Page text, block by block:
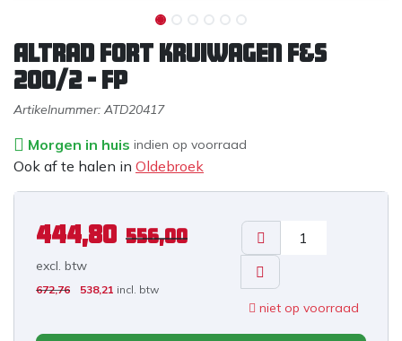
Altrad Fort Kruiwagen F&S
200/2 - FP
Artikelnummer: ATD20417
Morgen in huis indien op voorraad
Ook af te halen in Oldebroek
444,80 556,00
excl. btw
672,76 538,21 incl. btw
niet op voorraad